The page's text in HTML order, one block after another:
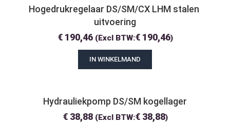
Hogedrukregelaar DS/SM/CX LHM stalen
uitvoering
€190,46 (Excl BTW:€190,46)
IN WINKELMAND
Hydrauliekpomp DS/SM kogellager
€38,88 (Excl BTW:€38,88)